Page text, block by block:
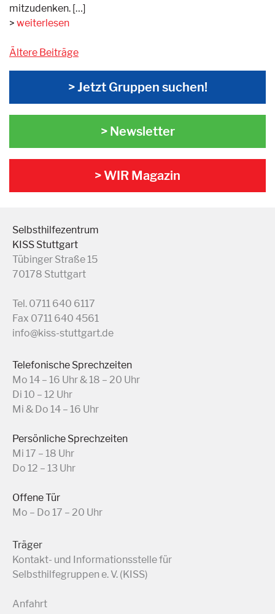
mitzudenken. […]
weiterlesen
Beitragsnavigation
Ältere Beiträge
> Jetzt Gruppen suchen!
> Newsletter
> WIR Magazin
Selbsthilfezentrum
KISS Stuttgart
Tübinger Straße 15
70178 Stuttgart
Tel. 0711 640 6117
Fax 0711 640 4561
info@kiss-stuttgart.de
Telefonische Sprechzeiten
Mo 14 – 16 Uhr & 18 – 20 Uhr
Di 10 – 12 Uhr
Mi & Do 14 – 16 Uhr
Persönliche Sprechzeiten
Mi 17 – 18 Uhr
Do 12 – 13 Uhr
Offene Tür
Mo – Do 17 – 20 Uhr
Träger
Kontakt- und Informationsstelle für
Selbsthilfegruppen e. V. (KISS)
Anfahrt